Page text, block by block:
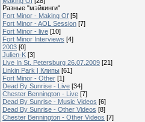
Разные "мэйкинги"
Fort Minor - Making Of [5]
Fort Minor - AOL Session [7]
Fort Minor - live [10]
Fort Minor Interviews [4]
2003 [0]
Julien-K [3]
Live In St. Petersburg 26.07.2009 [21]
Linkin Park | Клипы [61]
Fort Minor - Other [1]
Dead By Sunrise - Live [34]
Chester Bennington - Live [7]
Dead By Sunrise - Music Videos [6]
Dead By Sunrise - Other Videos [8]
Chester Bennington - Other Videos [7]